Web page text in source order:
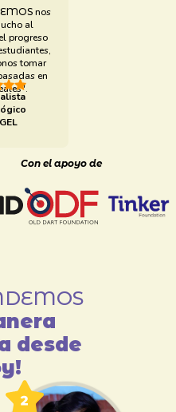
nos
al
progreso
tomar
en
Con el apoyo de
desde